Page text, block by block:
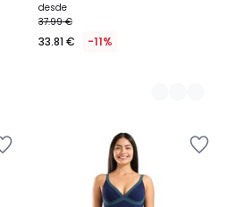
desde
37.99 €
33.81 € -11%